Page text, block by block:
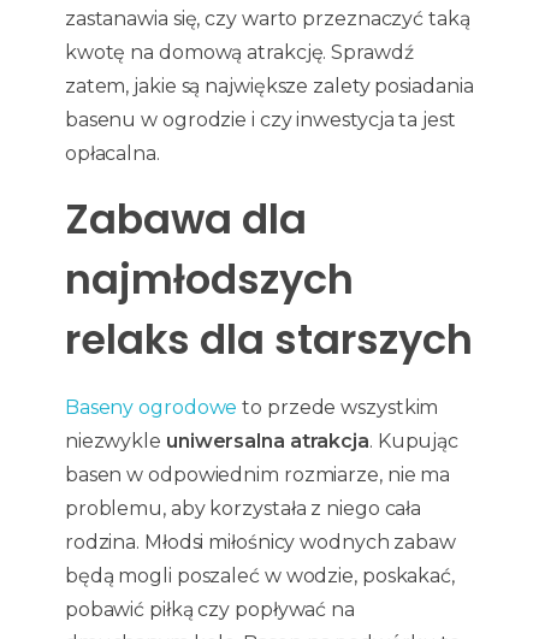
zastanawia się, czy warto przeznaczyć taką
kwotę na domową atrakcję. Sprawdź
zatem, jakie są największe zalety posiadania
basenu w ogrodzie i czy inwestycja ta jest
opłacalna.
Zabawa dla
najmłodszych
relaks dla starszych
Baseny ogrodowe to przede wszystkim
niezwykle uniwersalna atrakcja. Kupując
basen w odpowiednim rozmiarze, nie ma
problemu, aby korzystała z niego cała
rodzina. Młodsi miłośnicy wodnych zabaw
będą mogli poszaleć w wodzie, poskakać,
pobawić piłką czy popływać na